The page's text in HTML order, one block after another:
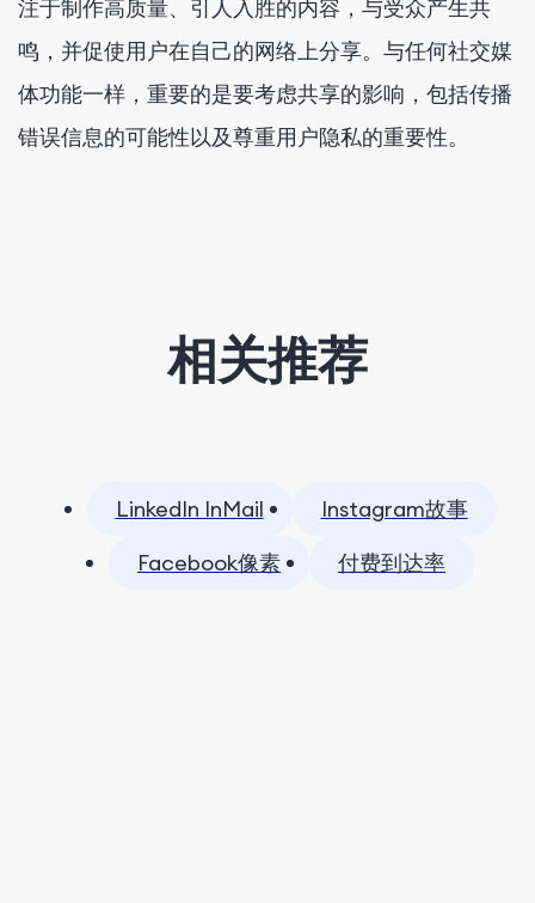
注于制作高质量、引人入胜的内容，与受众产生共
鸣，并促使用户在自己的网络上分享。与任何社交媒
体功能一样，重要的是要考虑共享的影响，包括传播
错误信息的可能性以及尊重用户隐私的重要性。
相关推荐
LinkedIn InMail
Instagram故事
Facebook像素
付费到达率